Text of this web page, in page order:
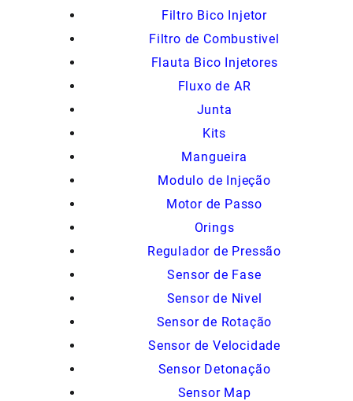
Filtro Bico Injetor
Filtro de Combustivel
Flauta Bico Injetores
Fluxo de AR
Junta
Kits
Mangueira
Modulo de Injeção
Motor de Passo
Orings
Regulador de Pressão
Sensor de Fase
Sensor de Nivel
Sensor de Rotação
Sensor de Velocidade
Sensor Detonação
Sensor Map